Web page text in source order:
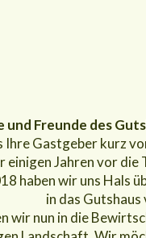
und Freunde des
Ihre Gastgeber kurz
einigen Jahren vor die
haben wir uns Hals
in das
wir nun in die